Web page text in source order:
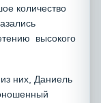
количество
высокого
них, Даниель